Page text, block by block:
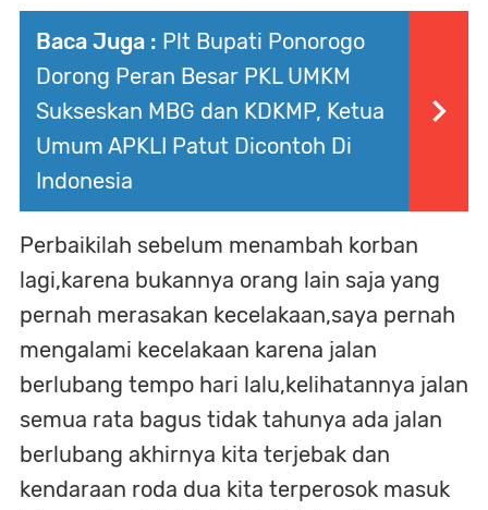
Baca Juga : Plt Bupati Ponorogo
Dorong Peran Besar PKL UMKM
Sukseskan MBG dan KDKMP, Ketua
Umum APKLI Patut Dicontoh Di
Indonesia
Perbaikilah sebelum menambah korban
lagi,karena bukannya orang lain saja yang
pernah merasakan kecelakaan,saya pernah
mengalami kecelakaan karena jalan
berlubang tempo hari lalu,kelihatannya jalan
semua rata bagus tidak tahunya ada jalan
berlubang akhirnya kita terjebak dan
kendaraan roda dua kita terperosok masuk